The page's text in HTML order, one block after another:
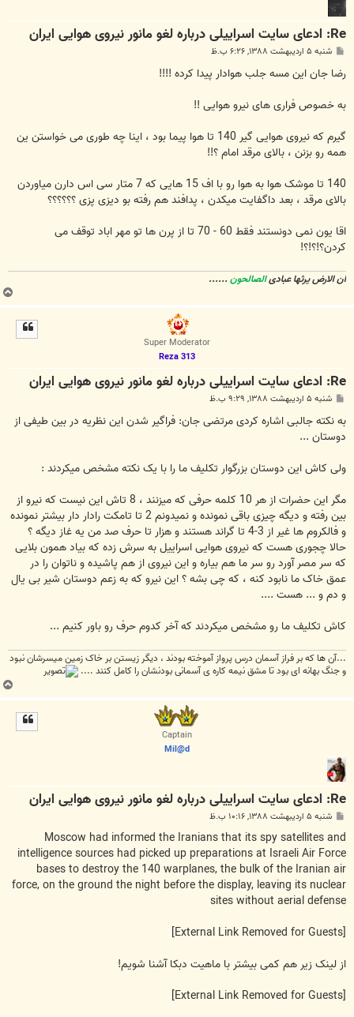
Re: ادعای سایت اسراییلی درباره لغو مانور نیروی هوایی ایران
ت
شنبه ۵ اردیبهشت ۱۳۸۸, ۶:۲۶ ب.ظ
رضا جان این مسه جلب هوادار پیدا کرده !!!!
به خصوص فراری های نیرو هوایی !!
گیرم که نیروی هوایی گیر 140 تا هوا پیما بود ، اینا چه طوری می خواستن ین
همه رو بزنن ، بالای مرقد امام ؟!!
140 تا موشک هوا به هوا رو با اف 15 هایی که 7 متار سی اس دارن میاوردن
بالای مرقد ، بعد داگفایت میکدن ، پدافند هم رفته بو دیزی پزی ؟؟؟؟؟؟
اقا یون نمی دونستند فقط 60 - 70 تا از پرن ها تو مهر اباد توقف می
کردن؟!؟!؟!
ان الارض یرثها عبادیالصالحون ......
Super Moderator
Reza 313
Re: ادعای سایت اسراییلی درباره لغو مانور نیروی هوایی ایران
ت
شنبه ۵ اردیبهشت ۱۳۸۸, ۹:۲۹ ب.ظ
به نکته جالبی اشاره کردی مرتضی جان: فراگیر شدن این نظریه در بین طیفی از
دوستان ...
ولی کاش این دوستان بزرگوار تکلیف ما را با یک نکته مشخص میکردند :
مگر این حضرات از هر 10 کلمه حرفی که میزنند ، 8 تاش این نیست که نیرو از
بین رفته و دیگه چیزی باقی نمونده و نمیدونم 2 تا تامکت رادار دار بیشتر نمونده
و فالکروم ها غیر از 3-4 تا گراند هستند و هزار تا حرف صد من یه غاز دیگه ؟
حالا چجوری هست که نیروی هوایی اسراییل به سرش زده که بیاد همون بلایی
که سر مصر آورد رو سر ما هم بیاره و این نیروی از هم پاشیده و ناتوان را در
عمق خاک ما نابود کنه ، که چی بشه ؟ این نیرو که به زعم دوستان شیر بی یال
و دم و ... هست ....
کاش تکلیف ما رو مشخص میکردند که آخر کدوم حرف رو باور کنیم ...
...آن ها که بر فراز آسمان درس پرواز آموخته بودند ، دیگر زیستن بر خاک زمین میسرشان نبود
و جنگ بهانه ای بود تا مشق نیمه کاره ی آسمانی بودنشان را کامل کنند ....
Captain
Mil@d
Re: ادعای سایت اسراییلی درباره لغو مانور نیروی هوایی ایران
ت
شنبه ۵ اردیبهشت ۱۳۸۸, ۱۰:۱۶ ب.ظ
Moscow had informed the Iranians that its spy satellites and
intelligence sources had picked up preparations at Israeli Air Force
bases to destroy the 140 warplanes, the bulk of the Iranian air
force, on the ground the night before the display, leaving its nuclear
sites without aerial defense
[External Link Removed for Guests]
از لینک زیر هم کمی بیشتر با ماهیت دبکا آشنا شویم!
[External Link Removed for Guests]